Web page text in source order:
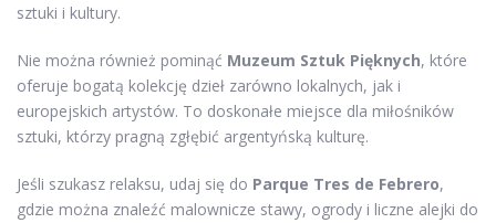
sztuki i kultury.
Nie można również pominąć Muzeum Sztuk Pięknych, które
oferuje bogatą kolekcję dzieł zarówno lokalnych, jak i
europejskich artystów. To doskonałe miejsce dla miłośników
sztuki, którzy pragną zgłębić argentyńską kulturę.
Jeśli szukasz relaksu, udaj się do Parque Tres de Febrero,
gdzie można znaleźć malownicze stawy, ogrody i liczne alejki do